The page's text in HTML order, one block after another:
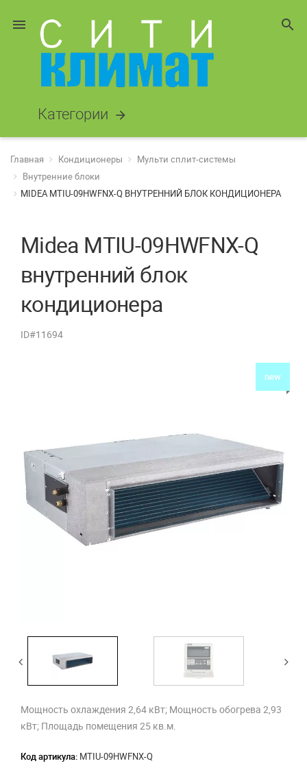
menu search
Категории arrow_forward
Главная Кондиционеры
Мульти сплит-системы
Внутренние блоки
MIDEA MTIU-09HWFNX-Q ВНУТРЕННИЙ БЛОК КОНДИЦИОНЕРА
Midea MTIU-09HWFNX-Q
внутренний блок
кондиционера
ID#11694
new
Мощность охлаждения 2,64 кВт; Мощность обогрева 2,93
кВт; Площадь помещения 25 кв.м.
Код артикула: MTIU-09HWFNX-Q